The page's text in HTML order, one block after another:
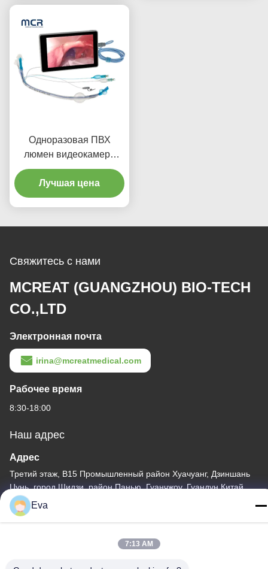
Одноразовая ПВХ
люмен видеокамера
Эндобронхиальная
канюля для взрослых
Лучшая цена
Свяжитесь с нами
MCREAT (GUANGZHOU) BIO-TECH
CO.,LTD
Электронная почта
irina@mcreatmedical.com
Рабочее время
8:30-18:00
Наш адрес
Адрес
Третий этаж, B15 Промышленный район Хуачуанг, Дзиншань
Цунь, город Шидзи, район Панью, Гуанчжоу, Гуандун Китай
Телефон
Eva
7:13 AM